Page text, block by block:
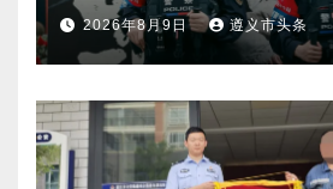
2026年8月9日 遵义市头条